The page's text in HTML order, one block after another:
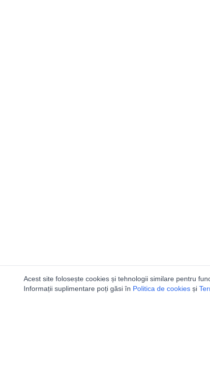
Acest site folosește cookies și tehnologii similare pentru
Informații suplimentare poți găsi în Politica de cookies și